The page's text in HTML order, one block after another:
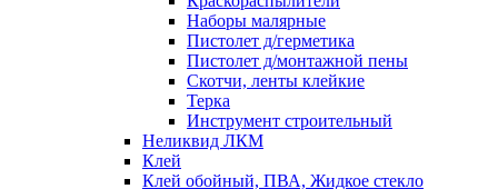
Наборы малярные
Пистолет д/герметика
Пистолет д/монтажной пены
Скотчи, ленты клейкие
Терка
Инструмент строительный
Неликвид ЛКМ
Клей
Клей обойный, ПВА, Жидкое стекло